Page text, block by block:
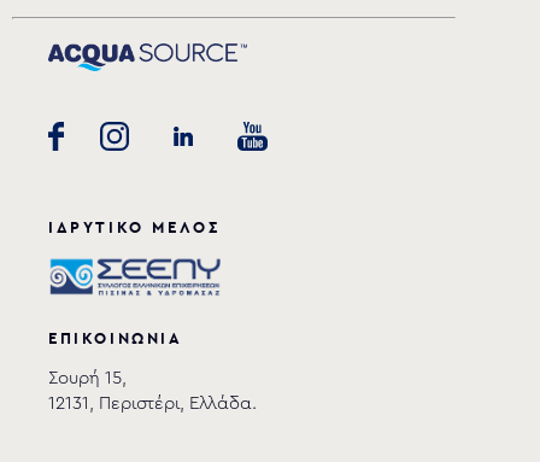
ΙΔΡΥΤΙΚΟ ΜΕΛΟΣ
ΕΠΙΚΟΙΝΩΝΙΑ
Σουρή 15,
12131, Περιστέρι, Ελλάδα.